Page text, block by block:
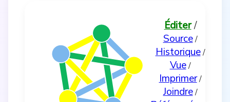
Éditer/
Source/
Historique/
Vue/
Imprimer/
Joindre/